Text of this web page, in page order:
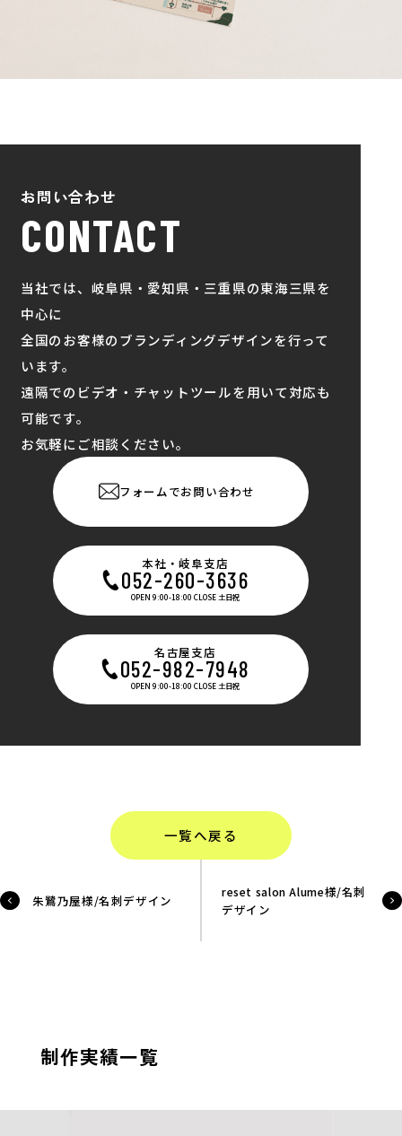
お問い合わせ
CONTACT
当社では、岐阜県・愛知県・三重県の東海三県を
中心に
全国のお客様のブランディングデザインを行って
います。
遠隔でのビデオ・チャットツールを用いて対応も
可能です。
お気軽にご相談ください。
フォームでお問い合わせ
本社・岐阜支店
052-260-3636
OPEN 9:00-18:00 CLOSE 土日祝
名古屋支店
052-982-7948
OPEN 9:00-18:00 CLOSE 土日祝
一覧へ戻る
朱鷺乃屋様/名刺デザイン
reset salon Alume様/名刺
デザイン
制作実績一覧